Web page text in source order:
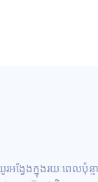
ង្វែងក្នុងរយៈពេលប៉ុន្